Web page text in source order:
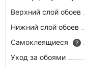
Верхний слой обоев
Нижний слой обоев
Самоклеящиеся
?
Уход за обоями